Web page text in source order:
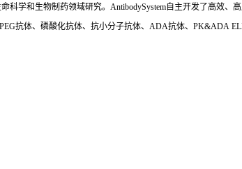
科学和生物制药领域研究。AntibodySystem自主开发了高效
抗体、磷酸化抗体、抗小分子抗体、ADA抗体、PK&ADA